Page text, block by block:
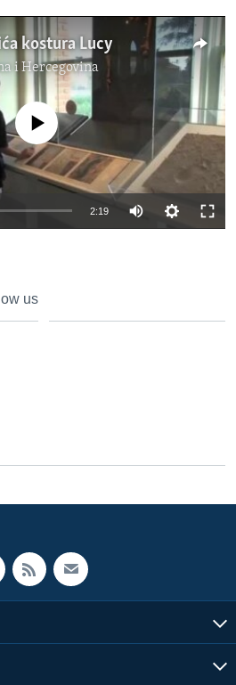
kostura Lucy
i Hercegovina
currently available
2:19
us